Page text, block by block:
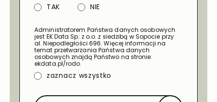
TAK NIE
Administratorem Państwa danych osobowych
jest EK Data Sp. z o.o. z siedzibą w Sopocie przy
al. Niepodległości 696. Więcej informacji na
temat przetwarzania Państwa danych
osobowych znajdą Państwo na stronie:
ekdata.pl/rodo.
zaznacz wszystko